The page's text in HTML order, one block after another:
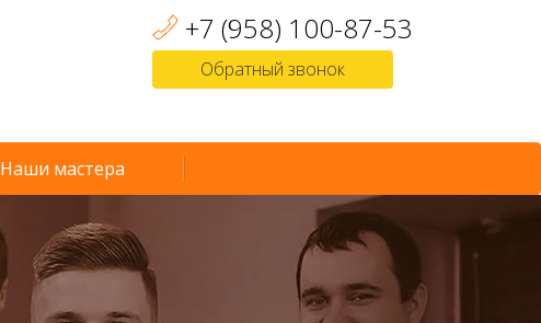
+7 (958) 100-87-53
Обратный звонок
Наши мастера